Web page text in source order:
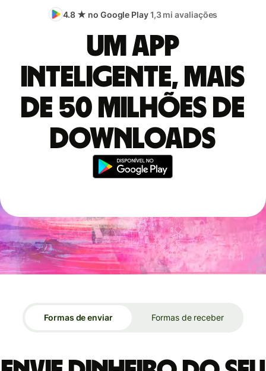
4.8 ★ no Google Play1,3 mi avaliações
Um app
inteligente, mais
de 50 milhões de
downloads
Formas de enviar Formas de receber